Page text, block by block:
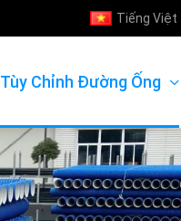
Tiếng Việt
Tùy Chỉnh Đường Ống